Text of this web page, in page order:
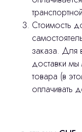
Стоимость
заказа. Для
доставки
товара (в
оплачивать
3D печать
Оплата и доставка